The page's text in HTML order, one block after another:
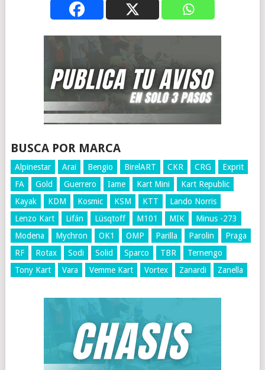
BUSCA POR MARCA
Alpinestar Arai Bengio BirelART CKR CRG
Exprit
FA
Gold Guerrero Iame Kart Mini
Kart Republic
Kayak
KDM Kosmic KSM KTT
Lando Norris
Lenzo Kart
Lifán Lüsqtoff M101 MIK
Minus -273
Modena
Mychron OK1 OMP Parilla Parolin
Praga
RF
Rotax Sodi Solid Sparco TBR
Ternengo
Tony Kart
Vara Vemme Kart Vortex Zanardi Zanella